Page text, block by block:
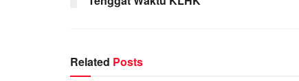
Related Posts